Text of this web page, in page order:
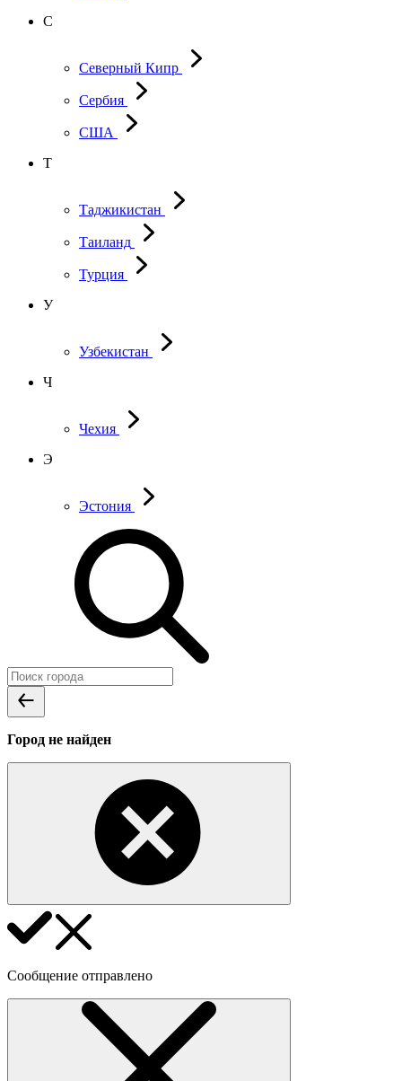
С
Северный Кипр
Сербия
США
Т
Таджикистан
Таиланд
Турция
У
Узбекистан
Ч
Чехия
Э
Эстония
Город не найден
Сообщение отправлено